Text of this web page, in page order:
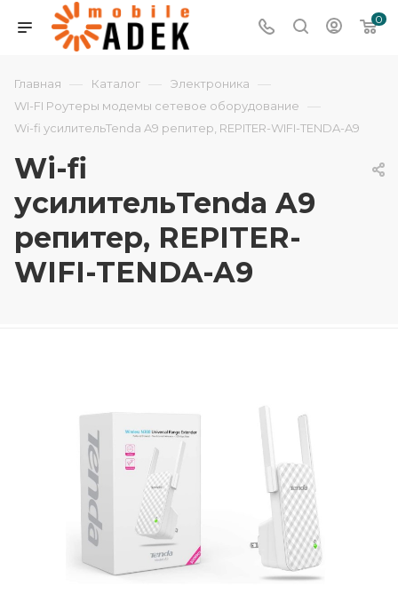
0
Главная — Каталог — Электроника —
WI-FI Роутеры модемы сетевое оборудование —
Wi-fi усилительTenda A9 репитер, REPITER-WIFI-TENDA-A9
Wi-fi
усилительTenda A9
репитер, REPITER-
WIFI-TENDA-A9